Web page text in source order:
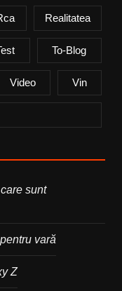
Realitatea
To-Blog
Video Vin
sunt
vară
Z